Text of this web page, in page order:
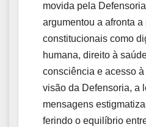
movida pela
argumentou a afronta
constitucionais como
humana, direito à
consciência e acesso
visão da Defensoria, a
mensagens
ferindo o equilíbrio